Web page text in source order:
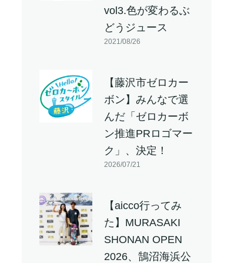
vol3.色が変わるぶ
どうジュース
2021/08/26
【藤沢市ゼロカー
ボン】みんなで選
んだ「ゼロカーボ
ン推進PRロゴマー
ク」、決定！
2026/07/21
【aicco行ってみ
た】MURASAKI
SHONAN OPEN
2026、鵠沼海浜公